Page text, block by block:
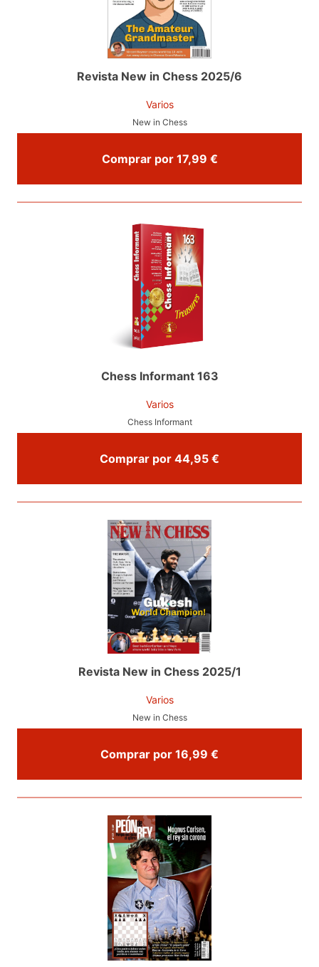
Revista New in Chess 2025/6
Varios
New in Chess
Comprar por 17,99 €
Chess Informant 163
Varios
Chess Informant
Comprar por 44,95 €
Revista New in Chess 2025/1
Varios
New in Chess
Comprar por 16,99 €